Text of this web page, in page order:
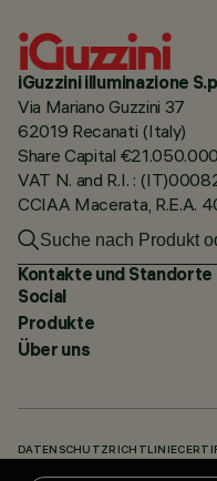
iGuzzini illuminazione
Via Mariano Guzzini 37
62019 Recanati (Italy)
Share Capital
VAT N. and R.I. :
CCIAA Macerata, R.E.A.
Kontakte und Standorte
Social
Produkte
Über uns
DATENSCHUTZRICHTLINIE